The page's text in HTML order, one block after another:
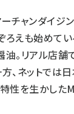
チャンダイジ
えも始めてい
油。リアル店
、ネットでは
性を生かした